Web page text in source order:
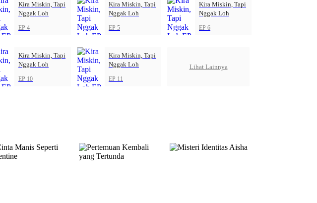
Kira Miskin, Tapi
Nggak Loh
EP 4
Kira Miskin, Tapi
Nggak Loh
EP 5
Kira Miskin, Tapi
Nggak Loh
EP 6
Kira Miskin, Tapi
Nggak Loh
EP 10
Kira Miskin, Tapi
Nggak Loh
EP 11
Lihat Lainnya